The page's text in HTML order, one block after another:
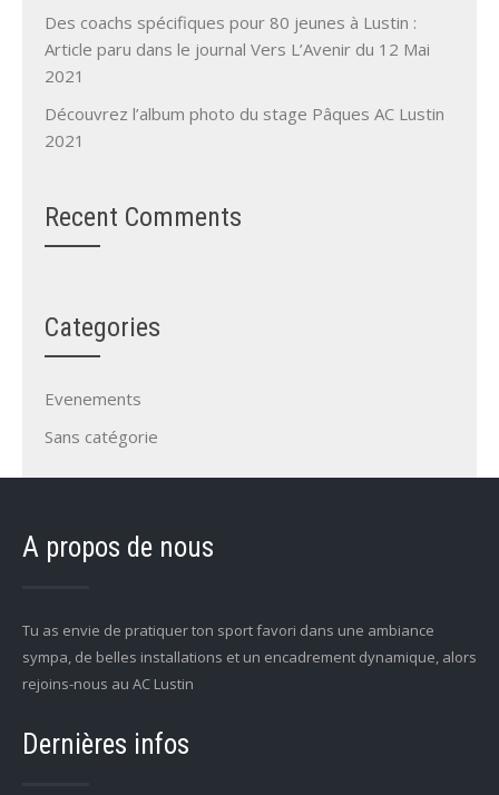
Des coachs spécifiques pour 80 jeunes à Lustin :
Article paru dans le journal Vers L’Avenir du 12 Mai
2021
Découvrez l’album photo du stage Pâques AC Lustin
2021
Recent Comments
Categories
Evenements
Sans catégorie
A propos de nous
Tu as envie de pratiquer ton sport favori dans une ambiance
sympa, de belles installations et un encadrement dynamique, alors
rejoins-nous au AC Lustin
Dernières infos